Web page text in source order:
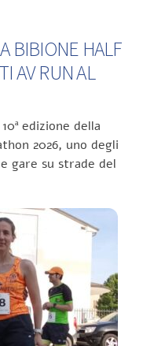
BIBIONE HALF
AV RUN AL
edizione della
2026, uno degli
gare su strade del